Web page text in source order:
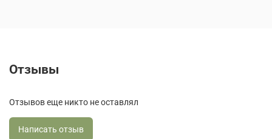
Отзывы
Отзывов еще никто не оставлял
Написать отзыв